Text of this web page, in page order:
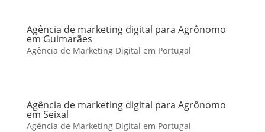
Agência de marketing digital para Agrônomo
em Guimarães
Agência de Marketing Digital em Portugal
Agência de marketing digital para Agrônomo
em Seixal
Agência de Marketing Digital em Portugal